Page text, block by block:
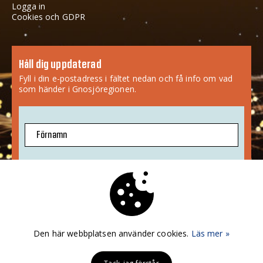
Logga in
Cookies och GDPR
Håll dig uppdaterad
Fyll i din e-postadress i fältet nedan och få info om vad
som händer i Gnosjöregionen.
Förnamn
Jag godkänner att mina uppgifter sparas.
PRENUMERERA!
Den här webbplatsen använder cookies. Läs mer »